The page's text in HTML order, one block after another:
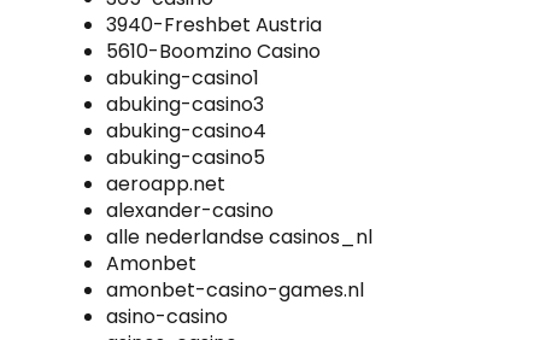
3940-Freshbet Austria
5610-Boomzino Casino
abuking-casino1
abuking-casino3
abuking-casino4
abuking-casino5
aeroapp.net
alexander-casino
alle nederlandse casinos_nl
Amonbet
amonbet-casino-games.nl
asino-casino